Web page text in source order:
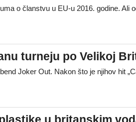
o članstvu u EU-u 2016. godine.
turneju po Velikoj
Joker Out. Nakon što je njihov hit